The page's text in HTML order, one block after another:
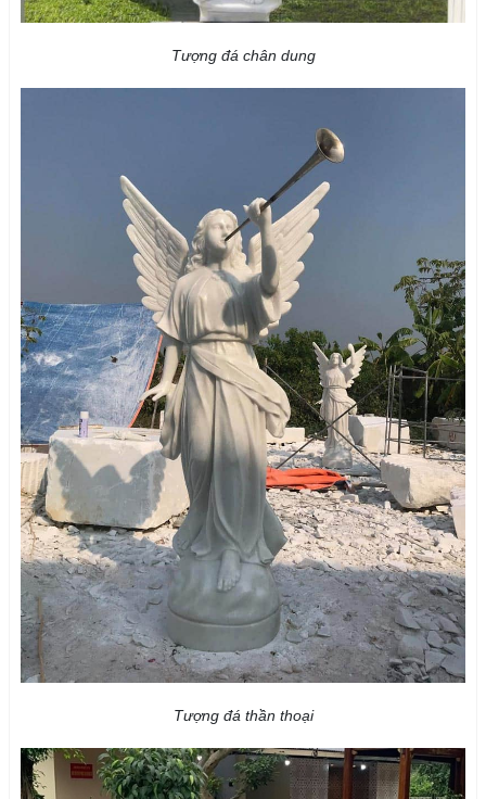
Tượng đá chân dung
Tượng đá thần thoại